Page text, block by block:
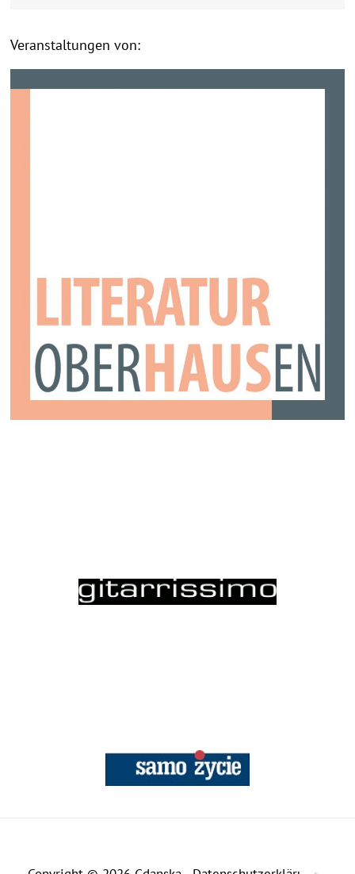
Veranstaltungen von: